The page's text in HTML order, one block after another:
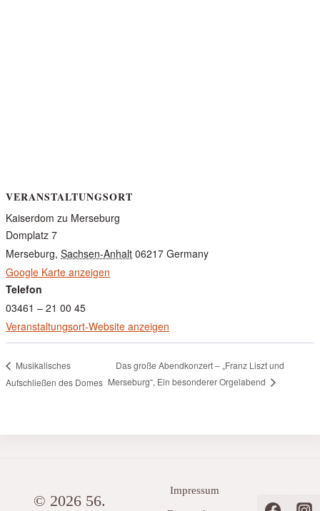
VERANSTALTUNGSORT
Kaiserdom zu Merseburg
Domplatz 7
Merseburg, Sachsen-Anhalt 06217 Germany
Google Karte anzeigen
Telefon
03461 – 21 00 45
Veranstaltungsort-Website anzeigen
Musikalisches
Aufschließen des Domes
Das große Abendkonzert – „Franz Liszt und
Merseburg“, Ein besonderer Orgelabend
© 2026 56.
Impressum